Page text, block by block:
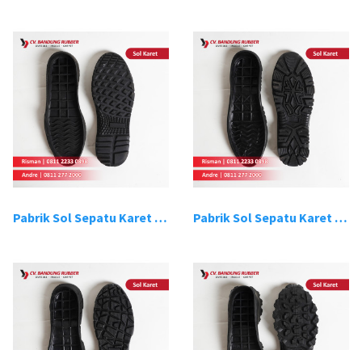
Pabrik Sol Sepatu Karet Bandung 13 Pabrik Sol Sepatu Karet Bandung 14